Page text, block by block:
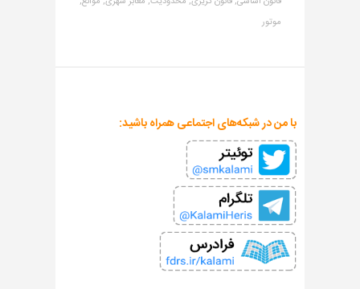
موتور
با من در شبکه‌های اجتماعی همراه باشید: